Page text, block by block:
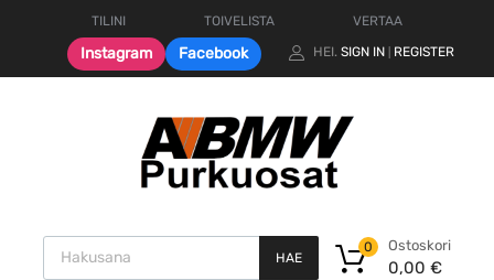
TILINI TOIVELISTA VERTAA
Instagram Facebook HEI. SIGN IN REGISTER
Products search
HAE
Ostoskori
0,00 €
0